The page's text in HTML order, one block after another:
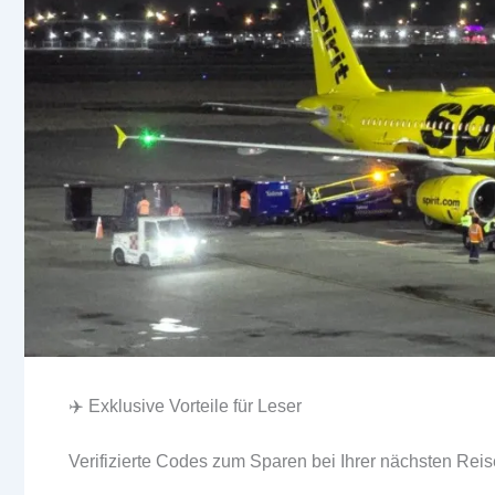
✈️ Exklusive Vorteile für Leser
Verifizierte Codes zum Sparen bei Ihrer nächsten